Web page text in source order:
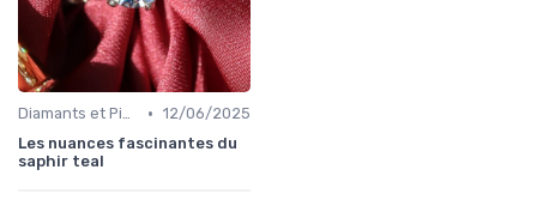
Diamants et Pierres Précieuses • 12/06/2025
Les nuances fascinantes du
saphir teal